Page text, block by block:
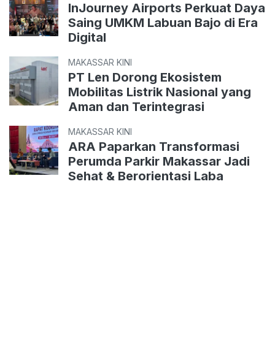
InJourney Airports Perkuat Daya
Saing UMKM Labuan Bajo di Era
Digital
MAKASSAR KINI
PT Len Dorong Ekosistem
Mobilitas Listrik Nasional yang
Aman dan Terintegrasi
MAKASSAR KINI
ARA Paparkan Transformasi
Perumda Parkir Makassar Jadi
Sehat & Berorientasi Laba